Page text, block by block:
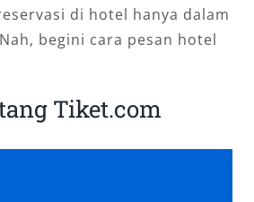
di hotel hanya dalam
begini cara pesan hotel
Tiket.com